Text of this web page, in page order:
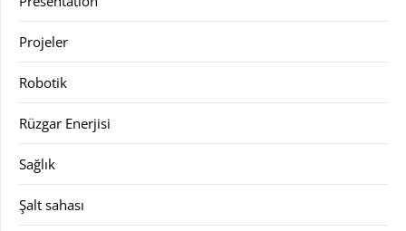
Projeler
Robotik
Rüzgar Enerjisi
Sağlık
Şalt sahası